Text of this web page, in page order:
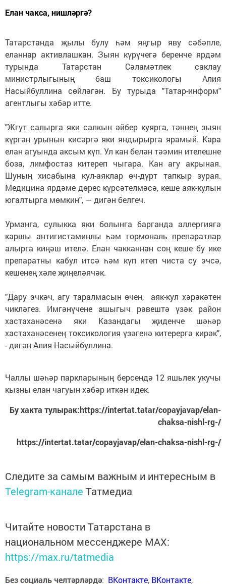
Елан чакса, нишләргә?
Татарстанда җылы булу һәм яңгыр яву сәбәпле,
еланнар активлашкан. Зыян күрүчегә беренче ярдәм
турында Татарстан Сәламәтлек саклау
министрлыгының баш токсикологы Алия
Насыйбуллина сөйләгән. Бу турыда "Татар-информ"
агентлыгы хәбәр итте.
"Жгут салырга яки салкын әйбер куярга, тәннең зыян
күргән урынын кисәргә яки яндырырга ярамый. Кара
елан агуында аксым күп. Ул кан белән тәэмин ителешне
боза, лимфостаз китереп чыгара. Кан агу акрыная.
Шуның хисабына кул-аяклар өч-дүрт тапкыр зурая.
Медицина ярдәме дөрес күрсәтелмәсә, кеше аяк-кулын
югалтырга мөмкин", — дигән белгеч.
Урманга, сулыкка яки болынга барганда аллергиягә
каршы антигистаминлы һәм гормональ препаратлар
алырга киңәш ителә. Елан чакканнан соң кеше бу ике
препаратны кабул итсә һәм күп итеп чиста су эчсә,
кешенең хәле җиңеләячәк.
"Дару эчкәч, агу таралмасын өчен, аяк-кул хәрәкәтен
чикләгез. Имгәнүчене ашыгыч рәвештә үзәк район
хастаханәсенә яки Казандагы җиденче шәһәр
хастаханәсенең токсикология үзәгенә китерергә кирәк",
- дигән Алия Насыйбуллина.
Чаллы шәһәр паркларының берсендә 12 яшьлек укучы
кызны елан чагуын хәбәр иткән идек.
Бу хакта тулырак:https://intertat.tatar/copayjavap/elan-
chaksa-nishl-rg-/
https://intertat.tatar/copayjavap/elan-chaksa-nishl-rg-/
Следите за самым важным и интересным в
Telegram-канале Татмедиа
Читайте новости Татарстана в
национальном мессенджере MАХ:
https://max.ru/tatmedia
Без социаль челтәрләрдә: ВКонтакте, ВКонтакте,